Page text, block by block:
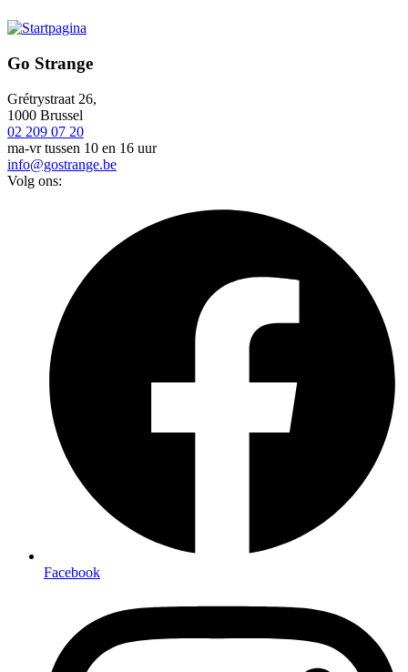
Go Strange
Grétrystraat 26,
1000 Brussel
02 209 07 20
ma-vr tussen 10 en 16 uur
info@gostrange.be
Volg ons:
Facebook